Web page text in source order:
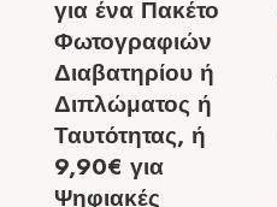
για ένα Πακέτο
Φωτογραφιών
Διαβατηρίου ή
Διπλώματος ή
Ταυτότητας, ή
9,90€ για
Ψηφιακές